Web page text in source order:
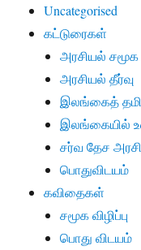
Uncategorised
கட்டுரைகள்
அரசியல்
அரசியல் தீர்வு
இலங்கைத்
இலங்கையில்
சர்வ தேச
பொதுவிடயம்
கவிதைகள்
சமூக விழிப்பு
பொது விடயம்